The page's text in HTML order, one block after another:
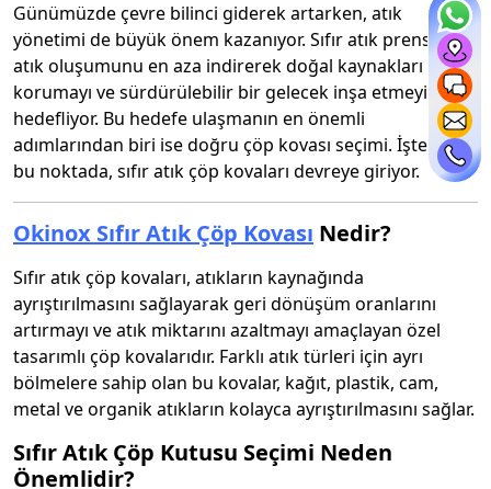
Günümüzde çevre bilinci giderek artarken, atık
yönetimi de büyük önem kazanıyor. Sıfır atık prensibi,
atık oluşumunu en aza indirerek doğal kaynakları
korumayı ve sürdürülebilir bir gelecek inşa etmeyi
hedefliyor. Bu hedefe ulaşmanın en önemli
adımlarından biri ise doğru çöp kovası seçimi. İşte tam
bu noktada, sıfır atık çöp kovaları devreye giriyor.
Okinox Sıfır Atık Çöp Kovası Nedir?
Sıfır atık çöp kovaları, atıkların kaynağında
ayrıştırılmasını sağlayarak geri dönüşüm oranlarını
artırmayı ve atık miktarını azaltmayı amaçlayan özel
tasarımlı çöp kovalarıdır. Farklı atık türleri için ayrı
bölmelere sahip olan bu kovalar, kağıt, plastik, cam,
metal ve organik atıkların kolayca ayrıştırılmasını sağlar.
Sıfır Atık Çöp Kutusu Seçimi Neden
Önemlidir?